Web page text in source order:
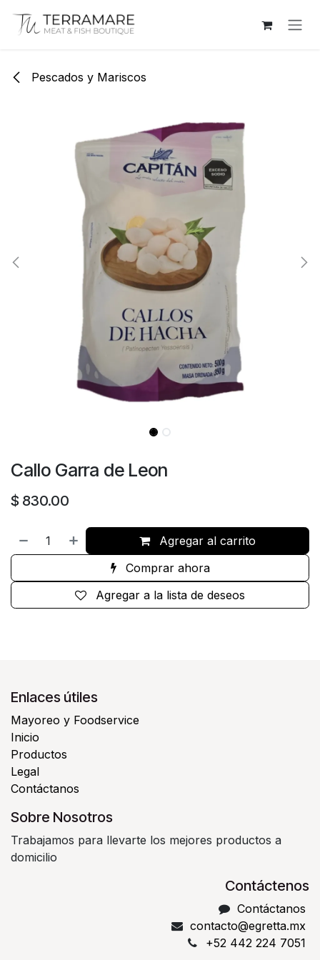
Pescados y Mariscos
Callo Garra de Leon
$ 830.00
Agregar al carrito
Comprar ahora
Agregar a la lista de deseos
Enlaces útiles
Mayoreo y Foodservice
Inicio
Productos
Legal
Contáctanos
Sobre Nosotros
Trabajamos para llevarte los mejores productos a
domicilio
Contáctenos
Contáctanos
contacto@egretta.mx
+52 442 224 7051